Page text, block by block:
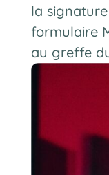
la
formulaire
au greffe